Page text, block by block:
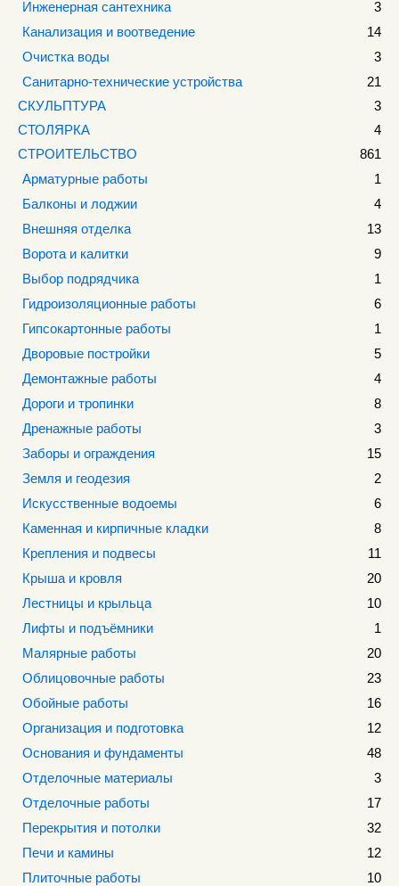
Инженерная сантехника
3
Канализация и воотведение
14
Очистка воды
3
Санитарно-технические устройства
21
СКУЛЬПТУРА
3
СТОЛЯРКА
4
СТРОИТЕЛЬСТВО
861
Арматурные работы
1
Балконы и лоджии
4
Внешняя отделка
13
Ворота и калитки
9
Выбор подрядчика
1
Гидроизоляционные работы
6
Гипсокартонные работы
1
Дворовые постройки
5
Демонтажные работы
4
Дороги и тропинки
8
Дренажные работы
3
Заборы и ограждения
15
Земля и геодезия
2
Искусственные водоемы
6
Каменная и кирпичные кладки
8
Крепления и подвесы
11
Крыша и кровля
20
Лестницы и крыльца
10
Лифты и подъёмники
1
Малярные работы
20
Облицовочные работы
23
Обойные работы
16
Организация и подготовка
12
Основания и фундаменты
48
Отделочные материалы
3
Отделочные работы
17
Перекрытия и потолки
32
Печи и камины
12
Плиточные работы
10